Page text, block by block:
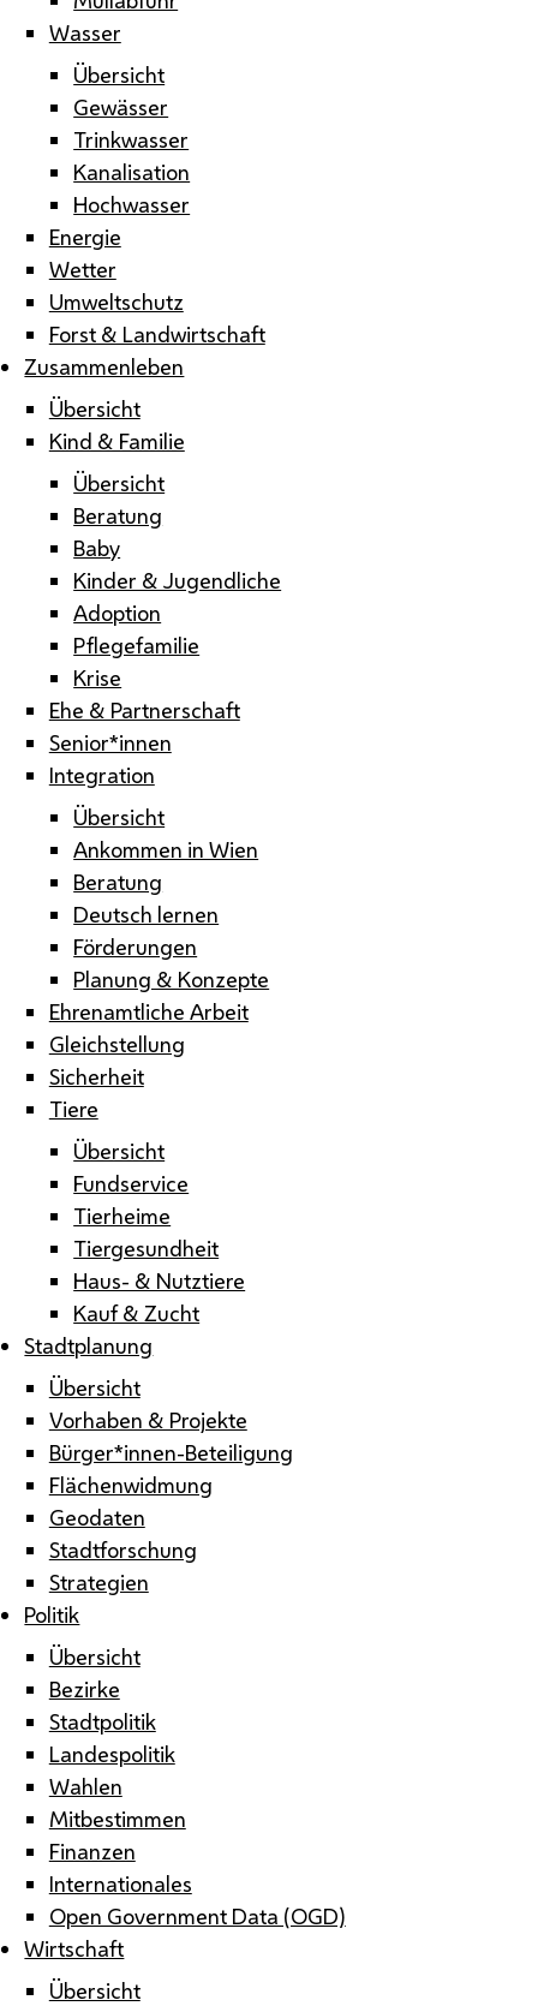
Wasser
Übersicht
Gewässer
Trinkwasser
Kanalisation
Hochwasser
Energie
Wetter
Umweltschutz
Forst & Landwirtschaft
Zusammenleben
Übersicht
Kind & Familie
Übersicht
Beratung
Baby
Kinder & Jugendliche
Adoption
Pflegefamilie
Krise
Ehe & Partnerschaft
Senior*innen
Integration
Übersicht
Ankommen in Wien
Beratung
Deutsch lernen
Förderungen
Planung & Konzepte
Ehrenamtliche Arbeit
Gleichstellung
Sicherheit
Tiere
Übersicht
Fundservice
Tierheime
Tiergesundheit
Haus- & Nutztiere
Kauf & Zucht
Stadtplanung
Übersicht
Vorhaben & Projekte
Bürger*innen-Beteiligung
Flächenwidmung
Geodaten
Stadtforschung
Strategien
Politik
Übersicht
Bezirke
Stadtpolitik
Landespolitik
Wahlen
Mitbestimmen
Finanzen
Internationales
Open Government Data (OGD)
Wirtschaft
Übersicht